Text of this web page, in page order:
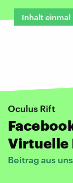
Inhalt einmal
Oculus Rift
Virtuelle
Beitrag aus